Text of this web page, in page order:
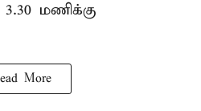
மணிக்கு
More